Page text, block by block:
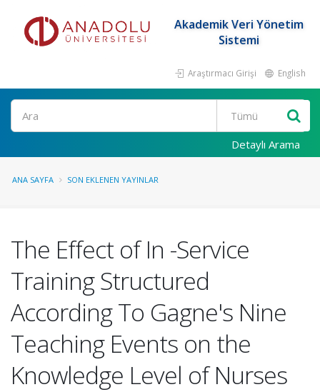
Akademik Veri Yönetim
Sistemi
Araştırmacı Girişi English
Ara
Detaylı Arama
ANA SAYFA SON EKLENEN YAYINLAR
The Effect of In -Service
Training Structured
According To Gagne's Nine
Teaching Events on the
Knowledge Level of Nurses